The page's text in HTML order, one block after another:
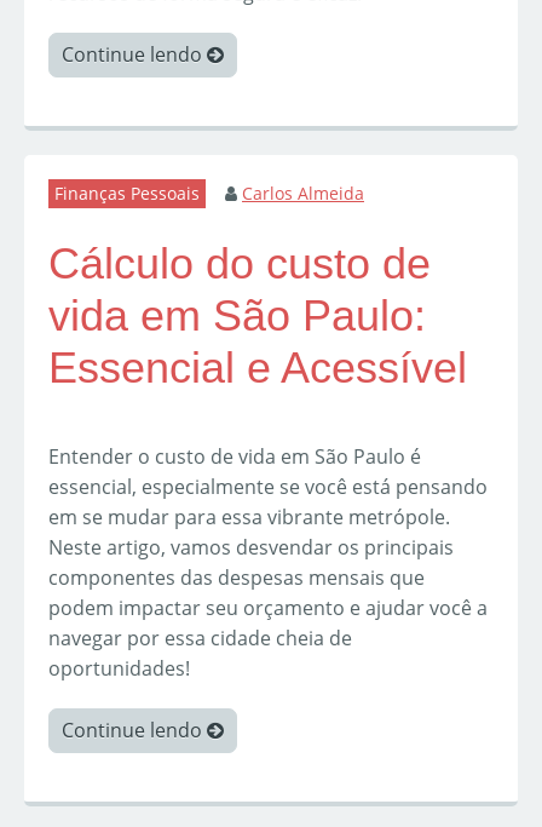
Continue lendo
Finanças Pessoais Carlos Almeida
Cálculo do custo de
vida em São Paulo:
Essencial e Acessível
Entender o custo de vida em São Paulo é
essencial, especialmente se você está pensando
em se mudar para essa vibrante metrópole.
Neste artigo, vamos desvendar os principais
componentes das despesas mensais que
podem impactar seu orçamento e ajudar você a
navegar por essa cidade cheia de
oportunidades!
Continue lendo